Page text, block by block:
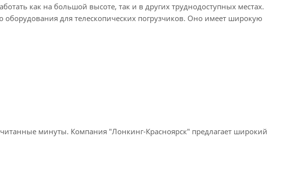
как на большой высоте, так и в других труднодоступных местах.
для телескопических погрузчиков. Оно имеет широкую
минуты. Компания "Лонкинг-Красноярск" предлагает широкий